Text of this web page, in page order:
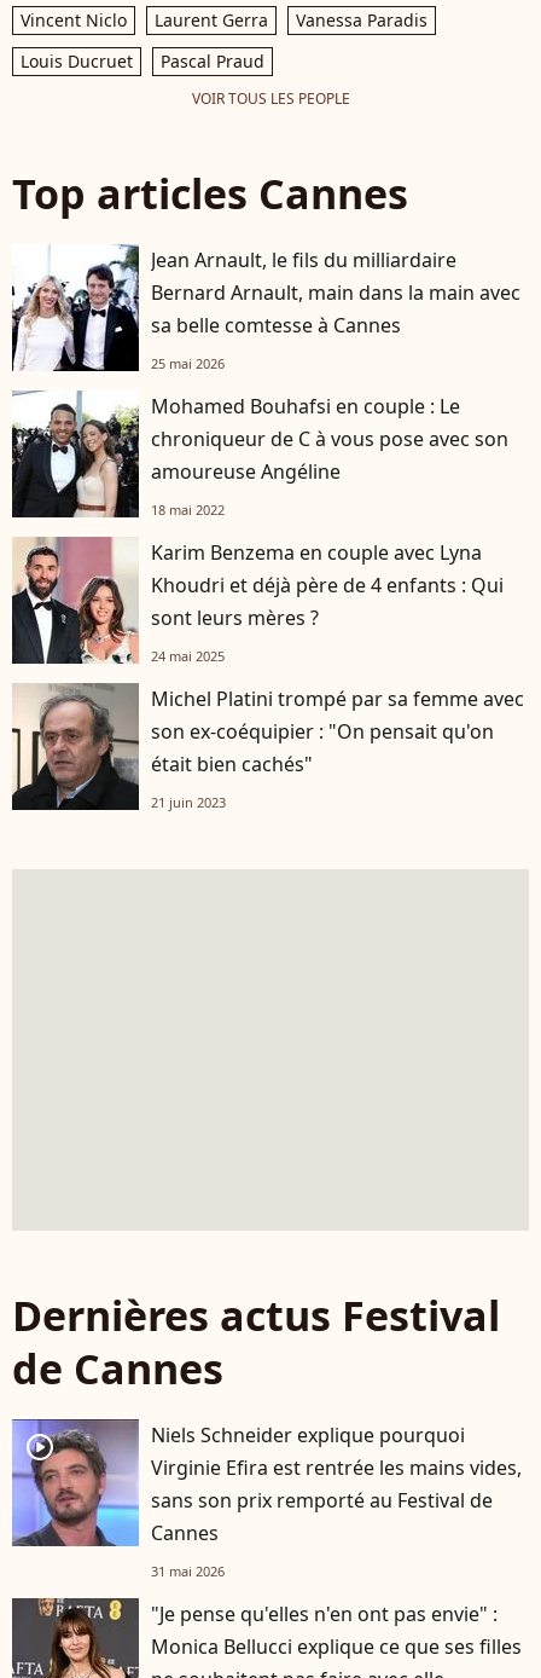
Vincent Niclo Laurent Gerra
Vanessa Paradis
Louis Ducruet
Pascal Praud
VOIR TOUS LES PEOPLE
Top articles Cannes
Jean Arnault, le fils du milliardaire
Bernard Arnault, main dans la main avec
sa belle comtesse à Cannes
25 mai 2026
Mohamed Bouhafsi en couple : Le
chroniqueur de C à vous pose avec son
amoureuse Angéline
18 mai 2022
Karim Benzema en couple avec Lyna
Khoudri et déjà père de 4 enfants : Qui
sont leurs mères ?
24 mai 2025
Michel Platini trompé par sa femme avec
son ex-coéquipier : "On pensait qu'on
était bien cachés"
21 juin 2023
Dernières actus Festival
de Cannes
player2
Niels Schneider explique pourquoi
Virginie Efira est rentrée les mains vides,
sans son prix remporté au Festival de
Cannes
31 mai 2026
"Je pense qu'elles n'en ont pas envie" :
Monica Bellucci explique ce que ses filles